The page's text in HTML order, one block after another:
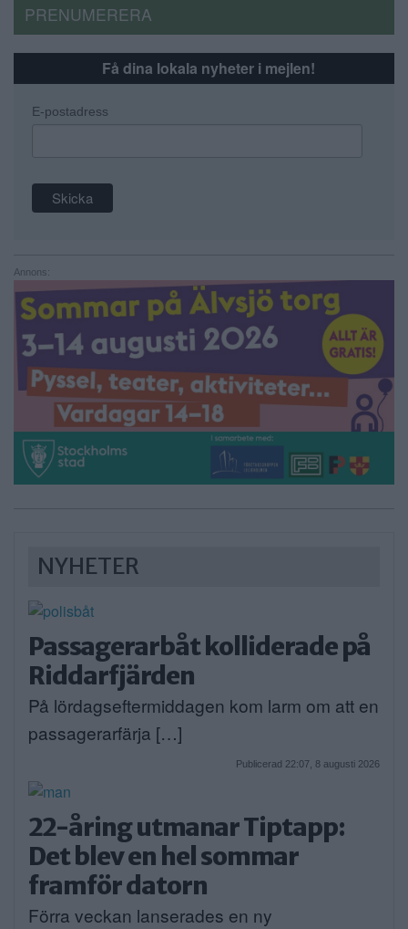
PRENUMERERA
Få dina lokala nyheter i mejlen!
E-postadress
Annons:
NYHETER
Passagerarbåt kolliderade på
Riddarfjärden
På lördagseftermiddagen kom larm om att en
passagerarfärja […]
Publicerad 22:07, 8 augusti 2026
22-åring utmanar Tiptapp:
Det blev en hel sommar
framför datorn
Förra veckan lanserades en ny